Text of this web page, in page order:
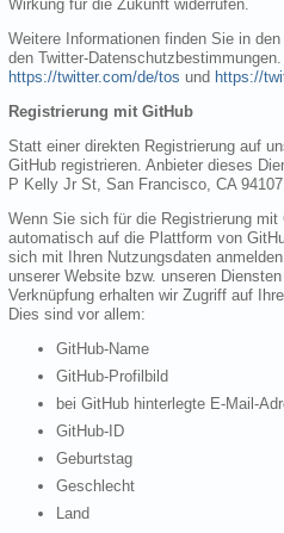
Wirkung für die Zukunft widerrufen.
Weitere Informationen finden Sie in
den Twitter-
https://twitter.com/de/tos und https://
Registrierung mit GitHub
Statt einer direkten Registrierung auf
GitHub registrieren. Anbieter dieses
P Kelly Jr St, San Francisco, CA
Wenn Sie sich für die Registrierung
automatisch auf die Plattform von
sich mit Ihren Nutzungsdaten
unserer Website bzw. unseren
Verknüpfung erhalten wir Zugriff auf
Dies sind vor allem:
GitHub-Name
GitHub-Profilbild
bei GitHub hinterlegte E-Mail-
GitHub-ID
Geburtstag
Geschlecht
Land